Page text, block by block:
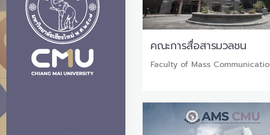
คณะการสื่อสารมวลชน
Faculty of Mass